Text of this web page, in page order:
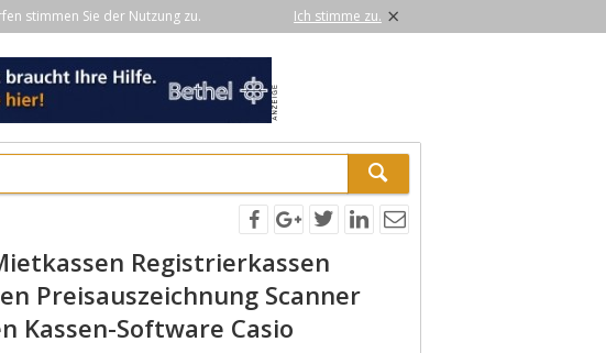
stimmen Sie der Nutzung zu. Ich stimme zu. ×
Registrierkassen
Preisauszeichnung Scanner
Kassen-Software Casio